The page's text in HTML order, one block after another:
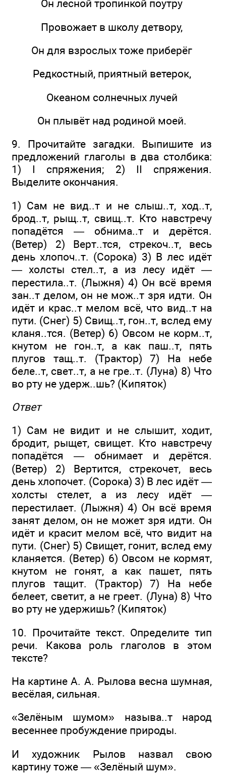
Он лесной тропинкой поутру
Провожает в школу детвору,
Он для взрослых тоже приберёг
Редкостный, приятный ветерок,
Океаном солнечных лучей
Он плывёт над родиной моей.
9. Прочитайте загадки. Выпишите из
предложений глаголы в два столбика:
1) I спряжения; 2) II спряжения.
Выделите окончания.
1) Сам не вид..т и не слыш..т, ход..т,
брод..т, рыщ..т, свищ..т. Кто навстречу
попадётся — обнима..т и дерётся.
(Ветер) 2) Верт..тся, стрекоч..т, весь
день хлопоч..т. (Сорока) 3) В лес идёт
— холсты стел..т, а из лесу идёт —
перестила..т. (Лыжня) 4) Он всё время
зан..т делом, он не мож..т зря идти. Он
идёт и крас..т мелом всё, что вид..т на
пути. (Снег) 5) Свищ..т, гон..т, вслед ему
кланя..тся. (Ветер) 6) Овсом не корм..т,
кнутом не гон..т, а как паш..т, пять
плугов тащ..т. (Трактор) 7) На небе
беле..т, свет..т, а не гре..т. (Луна) 8) Что
во рту не удерж..шь? (Кипяток)
Ответ
1) Сам не видит и не слышит, ходит,
бродит, рыщет, свищет. Кто навстречу
попадётся — обнимает и дерётся.
(Ветер) 2) Вертится, стрекочет, весь
день хлопочет. (Сорока) 3) В лес идёт —
холсты стелет, а из лесу идёт —
перестилает. (Лыжня) 4) Он всё время
занят делом, он не может зря идти. Он
идёт и красит мелом всё, что видит на
пути. (Снег) 5) Свищет, гонит, вслед ему
кланяется. (Ветер) 6) Овсом не кормят,
кнутом не гонят, а как пашет, пять
плугов тащит. (Трактор) 7) На небе
белеет, светит, а не греет. (Луна) 8) Что
во рту не удержишь? (Кипяток)
10. Прочитайте текст. Определите тип
речи. Какова роль глаголов в этом
тексте?
На картине А. А. Рылова весна шумная,
весёлая, сильная.
«Зелёным шумом» называ..т народ
весеннее пробуждение природы.
И художник Рылов назвал свою
картину тоже — «Зелёный шум».